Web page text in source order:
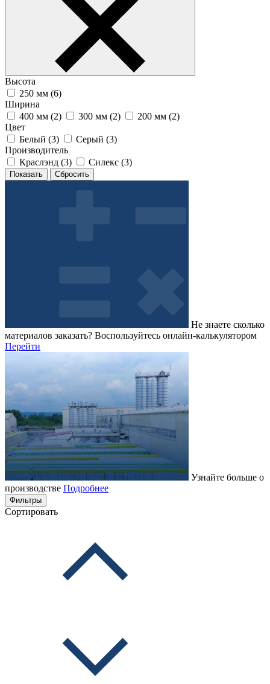
Высота
250 мм (6)
Ширина
400 мм (2) 300 мм (2) 200 мм (2)
Цвет
Белый (3) Серый (3)
Производитель
Краслэнд (3) Силекс (3)
Не знаете сколько
материалов заказать? Воспользуйтесь онлайн-калькулятором
Перейти
Узнайте больше о
производстве Подробнее
Фильтры
Сортировать